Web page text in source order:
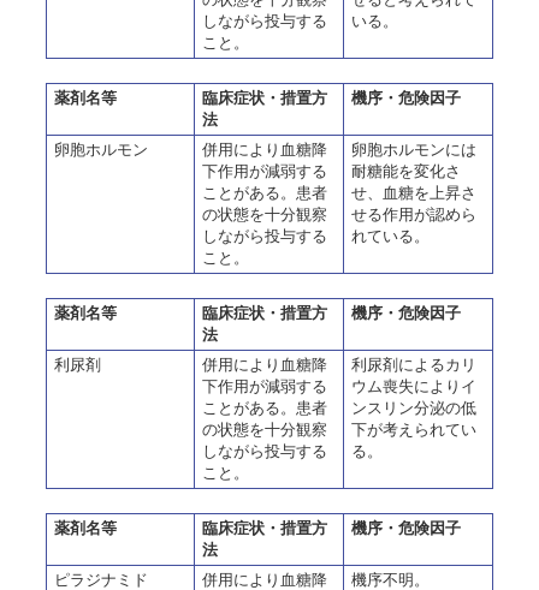
しながら投与する
こと。
いる。
薬剤名等
臨床症状・措置方
法
機序・危険因子
卵胞ホルモン
併用により血糖降
下作用が減弱する
ことがある。患者
の状態を十分観察
しながら投与する
こと。
卵胞ホルモンには
耐糖能を変化さ
せ、血糖を上昇さ
せる作用が認めら
れている。
薬剤名等
臨床症状・措置方
法
機序・危険因子
利尿剤
併用により血糖降
下作用が減弱する
ことがある。患者
の状態を十分観察
しながら投与する
こと。
利尿剤によるカリ
ウム喪失によりイ
ンスリン分泌の低
下が考えられてい
る。
薬剤名等
臨床症状・措置方
法
機序・危険因子
ピラジナミド
併用により血糖降
機序不明。